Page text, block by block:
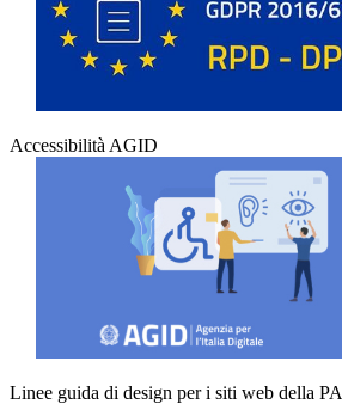
Accessibilità AGID
Linee guida di design per i siti web della PA